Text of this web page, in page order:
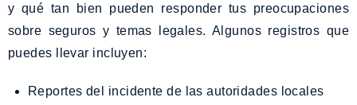
y qué tan bien pueden responder tus preocupaciones
sobre seguros y temas legales. Algunos registros que
puedes llevar incluyen:
Reportes del incidente de las autoridades locales